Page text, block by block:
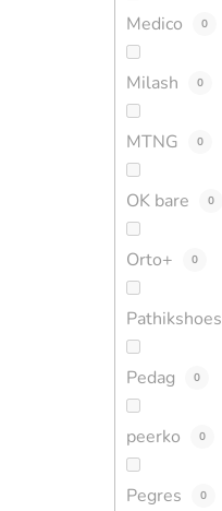
Medico 0
Milash 0
MTNG 0
OK bare 0
Orto+ 0
Pathikshoes
Pedag 0
peerko 0
Pegres 0